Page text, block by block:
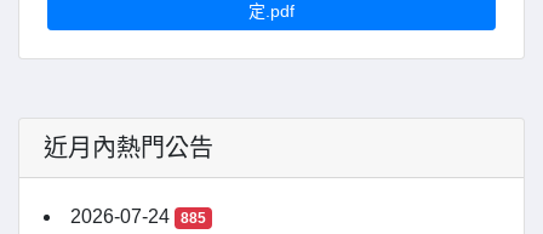
定.pdf
近月內熱門公告
2026-07-24 885